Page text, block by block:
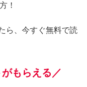
！
ら、今すぐ無料で読
もらえる／